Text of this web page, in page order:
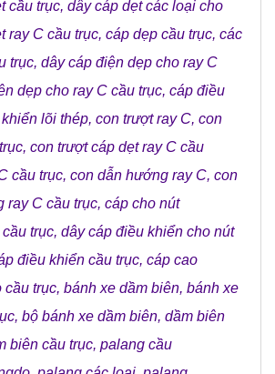
cầu trục, dây cáp dẹt các loại cho
ray C cầu trục, cáp dẹp cầu trục, các
trục, dây cáp điện dẹp cho ray C
dẹp cho ray C cầu trục, cáp điều
lõi thép, con trượt ray C, con
, con trượt cáp dẹt ray C cầu
cầu trục, con dẫn hướng ray C, con
ray C cầu trục, cáp cho nút
trục, dây cáp điều khiển cho nút
điều khiển cầu trục, cáp cao
cầu trục, bánh xe dầm biên, bánh xe
, bộ bánh xe dầm biên, dầm biên
biên cầu trục, palang cầu